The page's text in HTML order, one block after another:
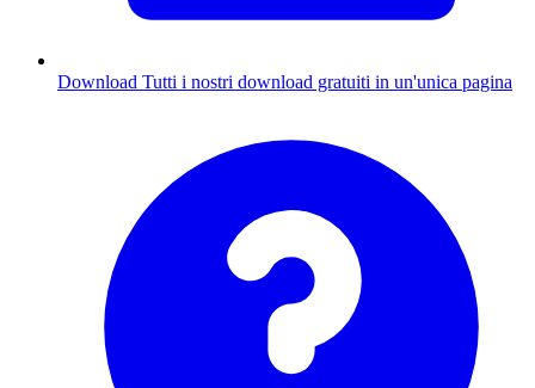
Download Tutti i nostri download gratuiti in un'unica pagina